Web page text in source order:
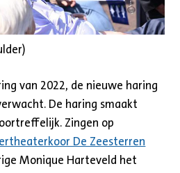
van 2022, de nieuwe haring
De haring smaakt
Zingen op
De Zeesterren
Monique Harteveld het